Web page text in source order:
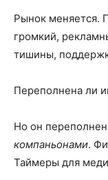
Рынок меняется.
громкий,
тишины,
Переполнена ли
Но он переполнен
компаньонами.
Таймеры для